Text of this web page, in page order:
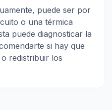
puede ser por
o una térmica
puede diagnosticar la
si hay que
redistribuir los